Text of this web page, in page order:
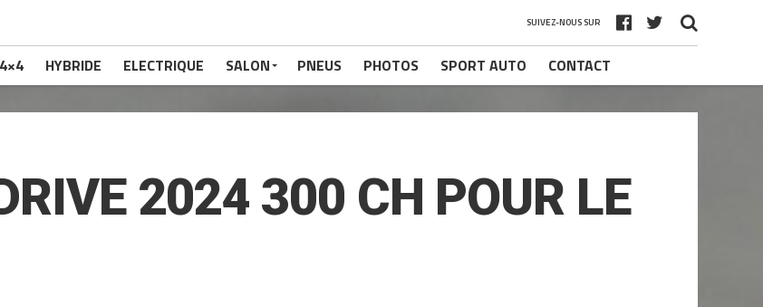
SUIVEZ-NOUS SUR
HYBRIDE ELECTRIQUE SALON PNEUS PHOTOS SPORT AUTO CONTACT
2024 300 CH POUR LE